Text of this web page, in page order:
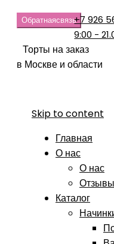
Обратнаясвязь+7 926
9:00 -
Торты на заказ
в Москве и области
Skip to content
Главная
О нас
О нас
Отзывы
Каталог